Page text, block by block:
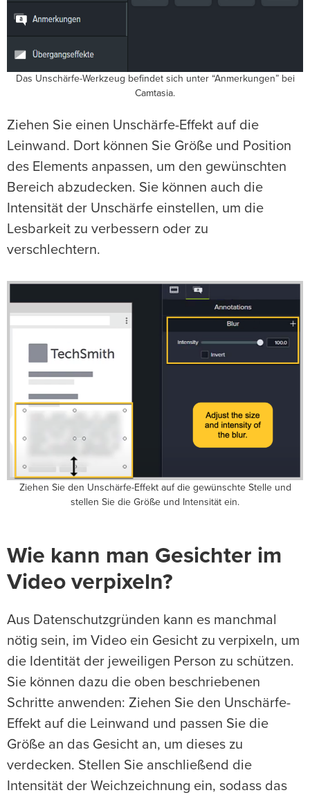
Das Unschärfe-Werkzeug befindet sich unter “Anmerkungen” bei
Camtasia.
Ziehen Sie einen Unschärfe-Effekt auf die
Leinwand. Dort können Sie Größe und Position
des Elements anpassen, um den gewünschten
Bereich abzudecken. Sie können auch die
Intensität der Unschärfe einstellen, um die
Lesbarkeit zu verbessern oder zu
verschlechtern.
Ziehen Sie den Unschärfe-Effekt auf die gewünschte Stelle und
stellen Sie die Größe und Intensität ein.
Wie kann man Gesichter im
Video verpixeln?
Aus Datenschutzgründen kann es manchmal
nötig sein, im Video ein Gesicht zu verpixeln, um
die Identität der jeweiligen Person zu schützen.
Sie können dazu die oben beschriebenen
Schritte anwenden: Ziehen Sie den Unschärfe-
Effekt auf die Leinwand und passen Sie die
Größe an das Gesicht an, um dieses zu
verdecken. Stellen Sie anschließend die
Intensität der Weichzeichnung ein, sodass das